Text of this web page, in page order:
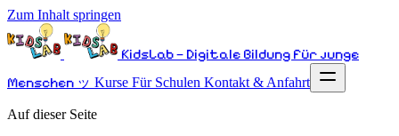
Zum Inhalt springen
KidsLab – Digitale Bildung für junge
Menschen ッ Kurse Für Schulen Kontakt & Anfahrt
Auf dieser Seite